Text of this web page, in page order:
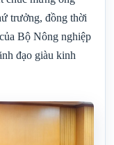
trưởng, đồng thời
Bộ Nông nghiệp
đạo giàu kinh